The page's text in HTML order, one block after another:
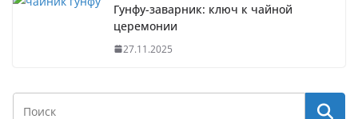
Гунфу-заварник: ключ к чайной
церемонии
27.11.2025